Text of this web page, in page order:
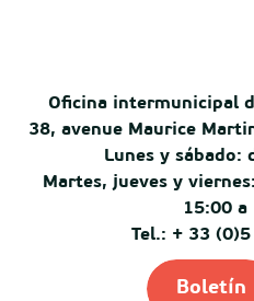
Oficina intermunicipal
38, avenue Maurice
Lunes y sábado:
Martes, jueves y
15:00 a
Tel.: + 33
Boletín